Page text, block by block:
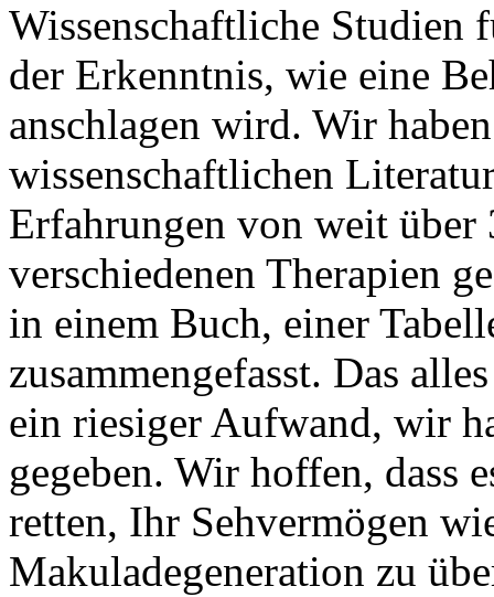
Wissenschaftliche Studien
der Erkenntnis, wie eine
anschlagen wird. Wir
wissenschaftlichen
Erfahrungen von weit
verschiedenen Therapien
in einem Buch, einer
zusammengefasst. Das
ein riesiger Aufwand, wir
gegeben. Wir hoffen, dass
retten, Ihr Sehvermögen
Makuladegeneration zu